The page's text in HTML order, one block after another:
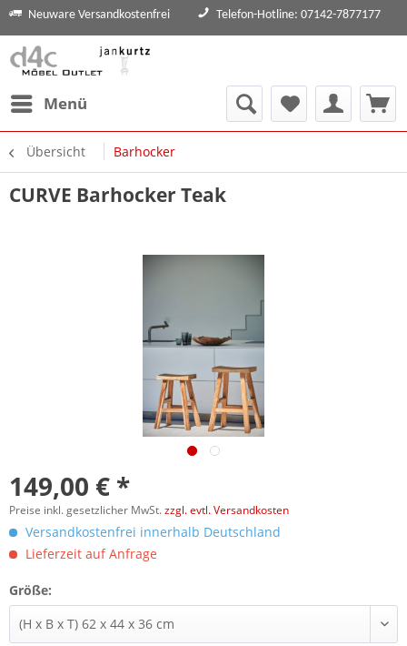
Neuware Versandkostenfrei Telefon-Hotline: 07142-7877177
Menü
Übersicht Barhocker
CURVE Barhocker Teak
149,00 € *
Preise inkl. gesetzlicher MwSt.zzgl. evtl. Versandkosten
Versandkostenfrei innerhalb Deutschland
Lieferzeit auf Anfrage
Größe: